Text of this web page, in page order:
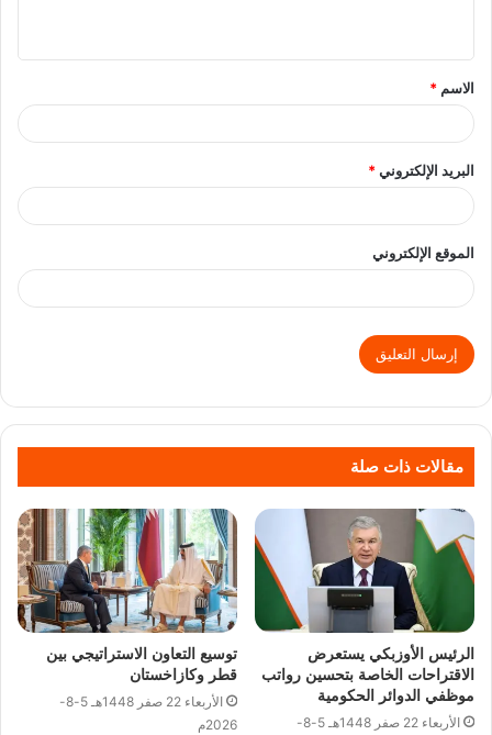
الاسم *
البريد الإلكتروني*
الموقع الإلكتروني
مقالات ذات صلة
الرئيس الأوزبكي يستعرض
الاقتراحات الخاصة بتحسين رواتب
موظفي الدوائر الحكومية
الأربعاء 22 صفر 1448هـ 5-8-
توسيع التعاون الاستراتيجي بين
قطر وكازاخستان
الأربعاء 22 صفر 1448هـ 5-8-
2026م